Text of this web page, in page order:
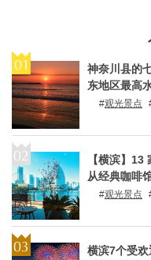
神奈川县的
东地区最高
观光景点
【横滨】
从经典咖啡
观光景点
横滨7个受